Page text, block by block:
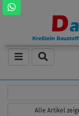
Alle Artikel